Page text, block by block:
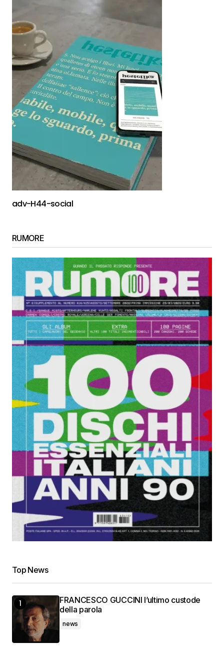
adv-H44-social
RUMORE
Top News
FRANCESCO GUCCINI l’ultimo custode
della parola
news